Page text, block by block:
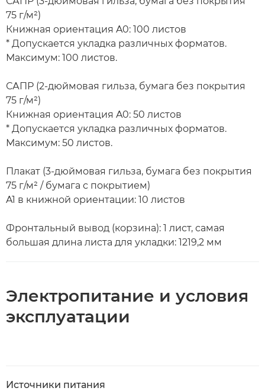
75 г/м²)
Книжная ориентация A0: 100 листов
* Допускается укладка различных форматов.
Максимум: 100 листов.
САПР (2-дюймовая гильза, бумага без покрытия
75 г/м²)
Книжная ориентация A0: 50 листов
* Допускается укладка различных форматов.
Максимум: 50 листов.
Плакат (3-дюймовая гильза, бумага без покрытия
75 г/м² / бумага с покрытием)
A1 в книжной ориентации: 10 листов
Фронтальный вывод (корзина): 1 лист, самая
большая длина листа для укладки: 1219,2 мм
Электропитание и условия
эксплуатации
Источники питания